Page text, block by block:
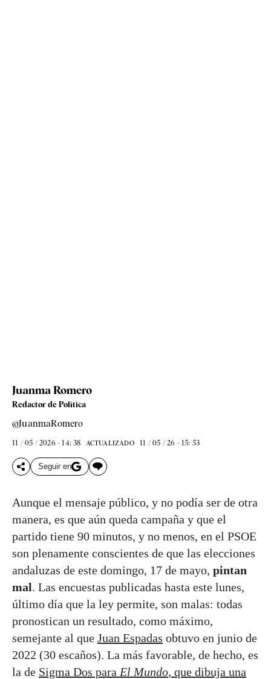
Juanma Romero
Redactor de Política
@JuanmaRomero
11 / 05 / 2026 - 14: 38 ACTUALIZADO 11 / 05 / 26 - 15: 53
Seguir en
Aunque el mensaje público, y no podía ser de otra
manera, es que aún queda campaña y que el
partido tiene 90 minutos, y no menos, en el PSOE
son plenamente conscientes de que las elecciones
andaluzas de este domingo, 17 de mayo, pintan
mal. Las encuestas publicadas hasta este lunes,
último día que la ley permite, son malas: todas
pronostican un resultado, como máximo,
semejante al que Juan Espadas obtuvo en junio de
2022 (30 escaños). La más favorable, de hecho, es
la de Sigma Dos para El Mundo, que dibuja una